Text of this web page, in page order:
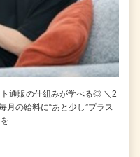
通販の仕組みが学べる◎ ＼2
月の給料に“あと少し”プラス
を…